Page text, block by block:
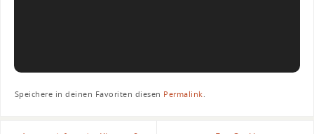
Speichere in deinen Favoriten diesen Permalink